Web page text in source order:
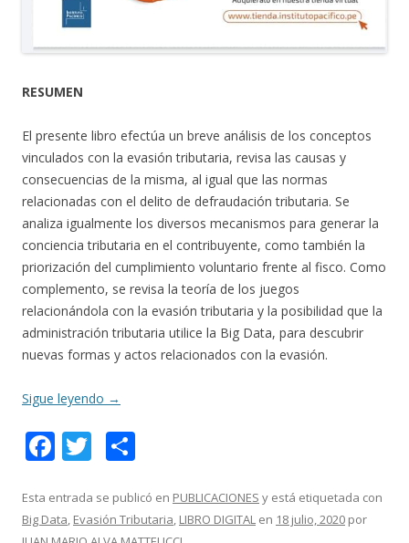
RESUMEN
El presente libro efectúa un breve análisis de los conceptos
vinculados con la evasión tributaria, revisa las causas y
consecuencias de la misma, al igual que las normas
relacionadas con el delito de defraudación tributaria. Se
analiza igualmente los diversos mecanismos para generar la
conciencia tributaria en el contribuyente, como también la
priorización del cumplimiento voluntario frente al fisco. Como
complemento, se revisa la teoría de los juegos
relacionándola con la evasión tributaria y la posibilidad que la
administración tributaria utilice la Big Data, para descubrir
nuevas formas y actos relacionados con la evasión.
Sigue leyendo →
F
e
b
T
itt
er
m
p
Esta entrada se publicó en PUBLICACIONES y está etiquetada con
Big Data Evasión Tributaria LIBRO DIGITAL en 18 julio, 2020 por